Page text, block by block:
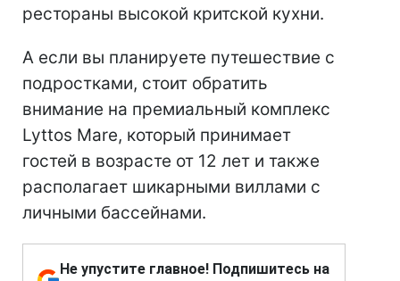
рестораны высокой критской кухни.
А если вы планируете путешествие с
подростками, стоит обратить
внимание на премиальный комплекс
Lyttos Mare, который принимает
гостей в возрасте от 12 лет и также
располагает шикарными виллами с
личными бассейнами.
Не упустите главное! Подпишитесь на